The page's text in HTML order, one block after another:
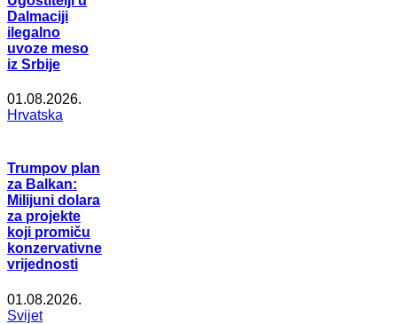
Dalmaciji
ilegalno
uvoze meso
iz Srbije
01.08.2026.
Hrvatska
Trumpov plan
za Balkan:
Milijuni dolara
za projekte
koji promiču
konzervativne
vrijednosti
01.08.2026.
Svijet